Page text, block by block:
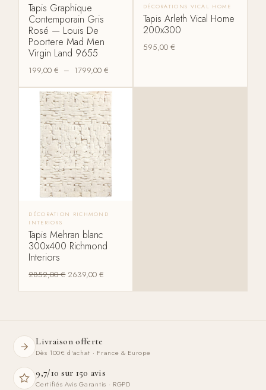
Tapis Graphique
Contemporain Gris
Rosé — Louis De
Poortere Mad Men
Virgin Land 9655
199,00€ – 1799,00€
DÉCORATIONS VICAL HOME
Tapis Arleth Vical Home
200x300
595,00 €
DÉCORATION RICHMOND
INTERIORS
Tapis Mehran blanc
300x400 Richmond
Interiors
2852,00€ 2639,00€
Livraison offerte
Dès 100€ d'achat · France & Europe
9,7/10 sur 150 avis
Certifiés Avis Garantis · RGPD